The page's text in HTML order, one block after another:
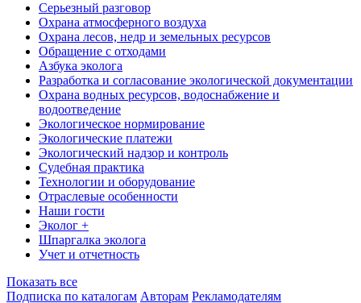
Серьезный разговор
Охрана атмосферного воздуха
Охрана лесов, недр и земельных ресурсов
Обращение с отходами
Азбука эколога
Разработка и согласование экологической документации
Охрана водных ресурсов, водоснабжение и
водоотведение
Экологическое нормирование
Экологические платежи
Экологический надзор и контроль
Судебная практика
Технологии и оборудование
Отраслевые особенности
Наши гости
Эколог +
Шпаргалка эколога
Учет и отчетность
Показать все
Подписка по каталогам Авторам Рекламодателям